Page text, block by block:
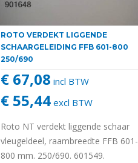
ROTO VERDEKT LIGGENDE
SCHAARGELEIDING FFB 601-800
250/690
€ 67,08 incl BTW
€ 55,44 excl BTW
Roto NT verdekt liggende schaar
vleugeldeel, raambreedte FFB 601-
800 mm. 250/690. 601549.